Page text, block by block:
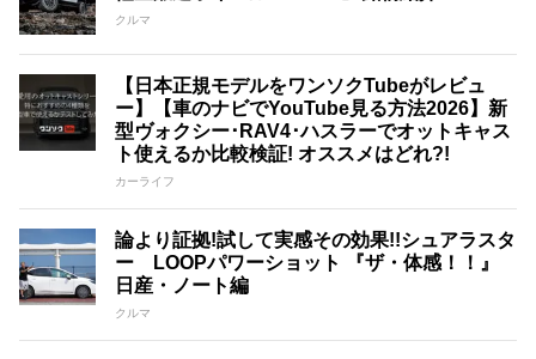
クルマ
【日本正規モデルをワンソクTubeがレビュ
ー】【車のナビでYouTube見る方法2026】新
型ヴォクシー･RAV4･ハスラーでオットキャス
ト使えるか比較検証! オススメはどれ?!
カーライフ
論より証拠!試して実感その効果!!シュアラスタ
ー LOOPパワーショット 『ザ・体感！！』
日産・ノート編
クルマ